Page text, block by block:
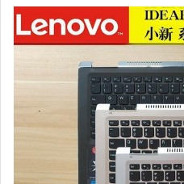
居家、家具與園藝
玩具、模型與公仔
男性精品與服飾
女裝與服飾配件
偶像、球員卡與郵幣